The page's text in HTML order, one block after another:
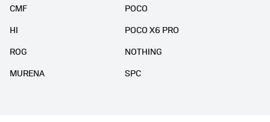
CMF
POCO
HI
POCO X6 PRO
ROG
NOTHING
MURENA
SPC